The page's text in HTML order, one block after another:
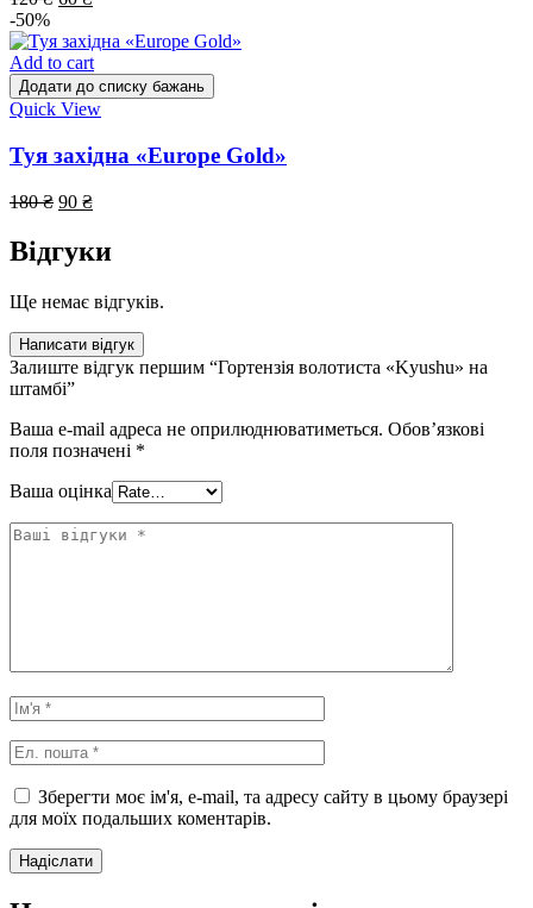
-50%
Add to cart
Додати до списку бажань
Quick View
Туя західна «Europe Gold»
180₴ 90 ₴
Відгуки
Ще немає відгуків.
Написати відгук
Залиште відгук першим “Гортензія волотиста «Kyushu» на
штамбі”
Ваша e-mail адреса не оприлюднюватиметься. Обов’язкові
поля позначені *
Ваша оцінка
Зберегти моє ім'я, e-mail, та адресу сайту в цьому браузері
для моїх подальших коментарів.